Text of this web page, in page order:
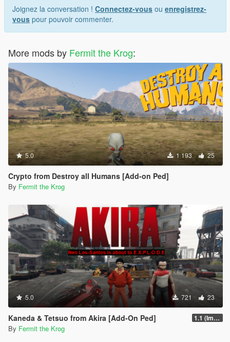
Joignez la conversation ! Connectez-vous ou enregistrez-
vous pour pouvoir commenter.
More mods by Fermit the Krog:
5.0 1 193 25
Crypto from Destroy all Humans [Add-on Ped]
By Fermit the Krog
5.0 721 23
Kaneda & Tetsuo from Akira [Add-On Ped] 1.1 (Improved Tetsuo)
By Fermit the Krog